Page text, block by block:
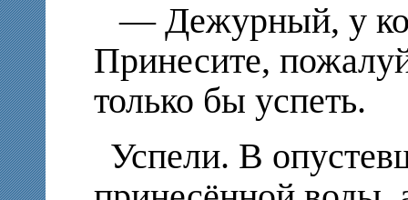
— Дежурный, у
Принесите,
только бы успеть.
Успели. В